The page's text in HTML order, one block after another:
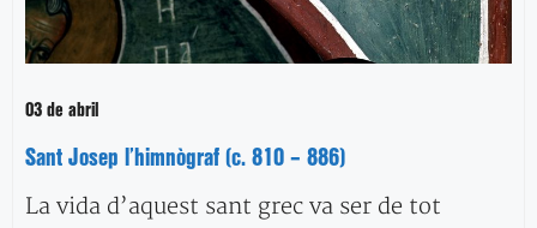
03 de abril
Sant Josep l’himnògraf (c. 810 – 886)
La vida d’aquest sant grec va ser de tot